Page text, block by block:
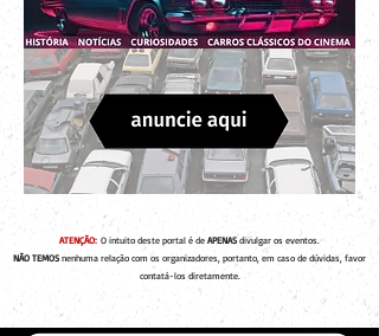
ATENÇÃO: O intuito deste portal é de APENAS divulgar os eventos.
NÃO TEMOS nenhuma relação com os organizadores, portanto, em caso de dúvidas, favor
contatá-los diretamente.